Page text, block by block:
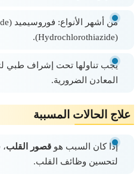
(Hydrochlorothiazide).
يجب تناولها تحت إشراف طبي
المعادن الضرورية.
علاج الحالات المسببة
إذا كان السبب هو قصور القلب
لتحسين وظائف القلب.